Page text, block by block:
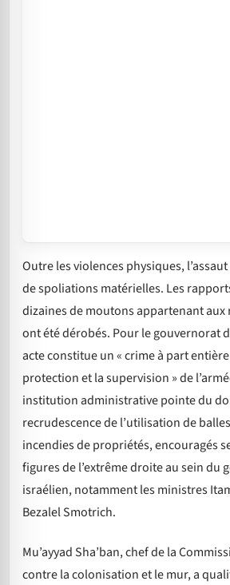
Outre les violences physiques,
de spoliations matérielles. Les
dizaines de moutons appartenant aux
ont été dérobés. Pour le gouvernorat
acte constitue un « crime à part entière
protection et la supervision » de
institution administrative pointe du
recrudescence de l’utilisation de
incendies de propriétés, encouragés
figures de l’extrême droite au sein du
israélien, notamment les ministres
Bezalel Smotrich.
Mu’ayyad Sha’ban, chef de la
contre la colonisation et le mur, a